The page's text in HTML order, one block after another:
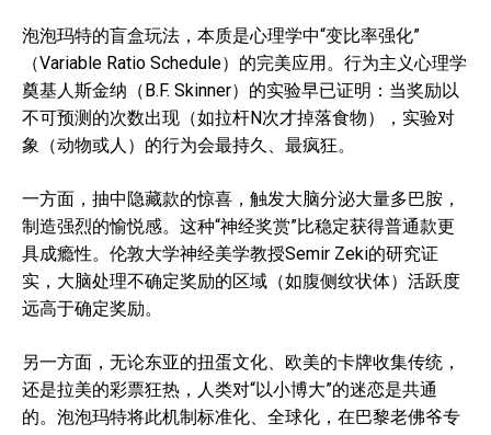
泡泡玛特的盲盒玩法，本质是心理学中“变比率强化”
（Variable Ratio Schedule）的完美应用。行为主义心理学
奠基人斯金纳（B.F. Skinner）的实验早已证明：当奖励以
不可预测的次数出现（如拉杆N次才掉落食物），实验对
象（动物或人）的行为会最持久、最疯狂。
一方面，抽中隐藏款的惊喜，触发大脑分泌大量多巴胺，
制造强烈的愉悦感。这种“神经奖赏”比稳定获得普通款更
具成瘾性。伦敦大学神经美学教授Semir Zeki的研究证
实，大脑处理不确定奖励的区域（如腹侧纹状体）活跃度
远高于确定奖励。
另一方面，无论东亚的扭蛋文化、欧美的卡牌收集传统，
还是拉美的彩票狂热，人类对“以小博大”的迷恋是共通
的。泡泡玛特将此机制标准化、全球化，在巴黎老佛爷专